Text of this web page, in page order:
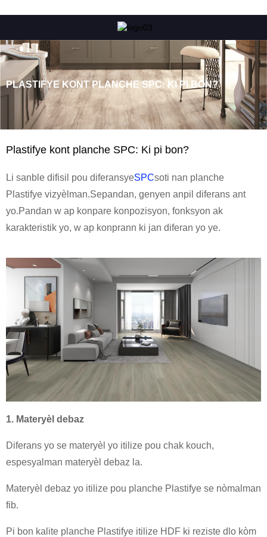
PLASTIFYE KONT PLANCHE SPC: KI PI BON?
Plastifye kont planche SPC: Ki pi bon?
Li sanble difisil pou diferansyeSPCsoti nan planche
Plastifye vizyèlman.Sepandan, genyen anpil diferans ant
yo.Pandan w ap konpare konpozisyon, fonksyon ak
karakteristik yo, w ap konprann ki jan diferan yo ye.
1. Materyèl debaz
Diferans yo se materyèl yo itilize pou chak kouch,
espesyalman materyèl debaz la.
Materyèl debaz yo itilize pou planche Plastifye se nòmalman
fib.
Pi bon kalite planche Plastifye itilize HDF ki reziste dlo kòm